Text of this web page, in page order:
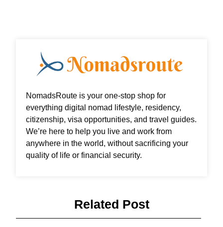
NomadsRoute is your one-stop shop for
everything digital nomad lifestyle, residency,
citizenship, visa opportunities, and travel guides.
We’re here to help you live and work from
anywhere in the world, without sacrificing your
quality of life or financial security.
Related Post